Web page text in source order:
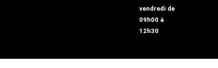
vendredi de
09h00 à
12h30